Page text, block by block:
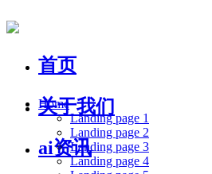
首页
关于我们
ai资讯
Home
Landing page 1
Landing page 2
Landing page 3
Landing page 4